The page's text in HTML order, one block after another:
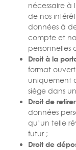
nécessaire à
de nos
données à
compte et
personnelles
Droit à la
format
uniquement
siège dans
Droit de
données
qu’un telle
futur ;
Droit de